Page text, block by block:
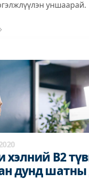
уншаарай.
хэлний B2
дунд шатны